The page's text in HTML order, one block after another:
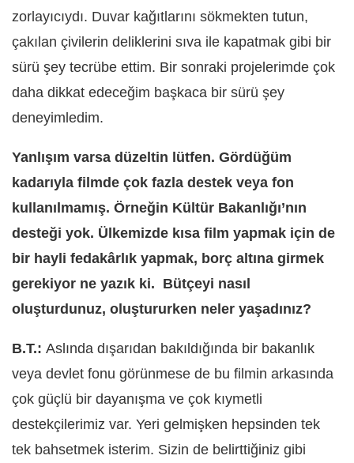
zorlayıcıydı. Duvar kağıtlarını sökmekten tutun,
çakılan çivilerin deliklerini sıva ile kapatmak gibi bir
sürü şey tecrübe ettim. Bir sonraki projelerimde çok
daha dikkat edeceğim başkaca bir sürü şey
deneyimledim.
Yanlışım varsa düzeltin lütfen. Gördüğüm
kadarıyla filmde çok fazla destek veya fon
kullanılmamış. Örneğin Kültür Bakanlığı’nın
desteği yok. Ülkemizde kısa film yapmak için de
bir hayli fedakârlık yapmak, borç altına girmek
gerekiyor ne yazık ki. Bütçeyi nasıl
oluşturdunuz, oluştururken neler yaşadınız?
B.T.: Aslında dışarıdan bakıldığında bir bakanlık
veya devlet fonu görünmese de bu filmin arkasında
çok güçlü bir dayanışma ve çok kıymetli
destekçilerimiz var. Yeri gelmişken hepsinden tek
tek bahsetmek isterim. Sizin de belirttiğiniz gibi